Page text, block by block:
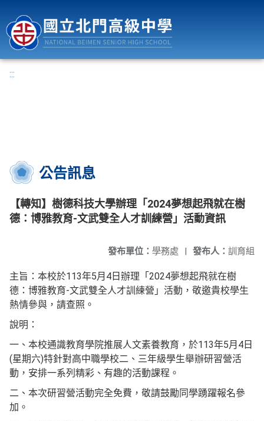
:::
公告訊息
【轉知】樹德科技大學辦理「2024夢想起飛就在樹
德：博雅教育-文武雙全人才訓練營」活動資訊
發布人： 訓育組
發布單位： 學務處 |
主旨：本校於113年5月4日辦理「2024夢想起飛就在樹
德：博雅教育-文武雙全人才訓練營」活動，敬邀貴校學生
熱情參與，請查照。
說明：
一、本校通識教育學院推展人文素養教育，於113年5月4日
(星期六)特針對高中職學校二、三年級學生舉辦研習營活
動，安排一系列精彩、有趣的活動課程。
二、本次研習營活動完全免費，敬請鼓勵同學踴躍報名參
加。